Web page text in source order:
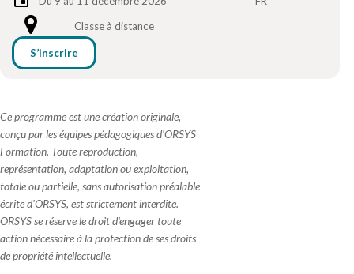
Classe à distance
S’inscrire
Ce programme est une création originale,
conçu par les équipes pédagogiques d'ORSYS
Formation. Toute reproduction,
représentation, adaptation ou exploitation,
totale ou partielle, sans autorisation préalable
écrite d'ORSYS, est strictement interdite.
ORSYS se réserve le droit d'engager toute
action nécessaire à la protection de ses droits
de propriété intellectuelle.